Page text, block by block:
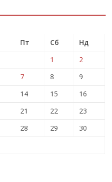
Пт Сб
Нд
1
2
7 8
9
14 15
16
21 22
23
28 29
30